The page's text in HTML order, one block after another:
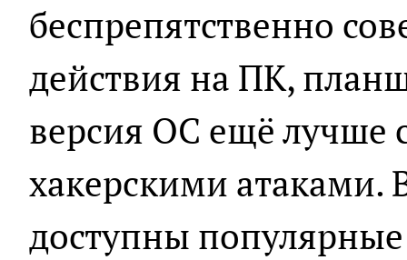
беспрепятственно
действия на ПК,
версия ОС ещё лучше
хакерскими атаками.
доступны